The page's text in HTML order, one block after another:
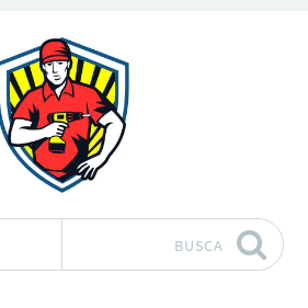
BUSCA